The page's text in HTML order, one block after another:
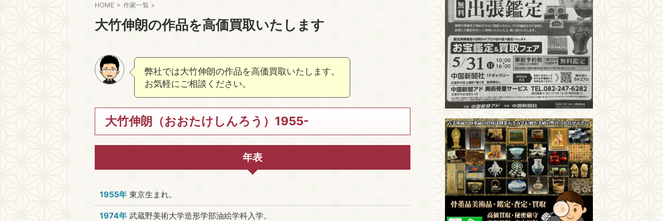
HOME > 作家一覧 >
大竹伸朗の作品を高価買取いたします
弊社では大竹伸朗の作品を高価買取いたします。
お気軽にご相談ください。
大竹伸朗（おおたけしんろう）1955-
年表
1955年 東京生まれ。
1974年 武蔵野美術大学造形学部油絵学科入学。